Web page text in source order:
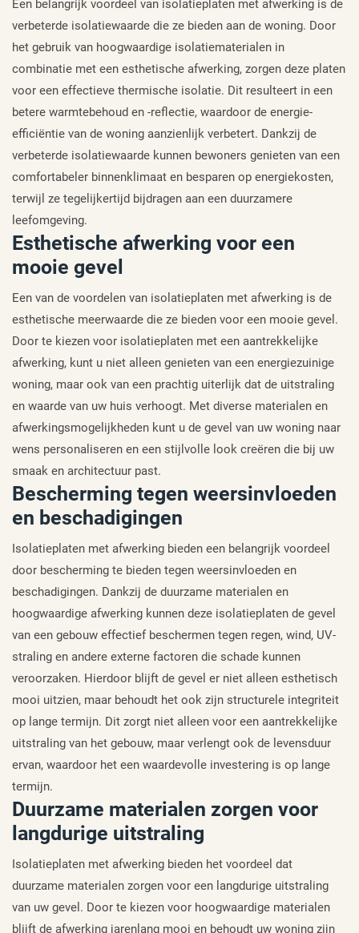
Een belangrijk voordeel van isolatieplaten met afwerking is de
verbeterde isolatiewaarde die ze bieden aan de woning. Door
het gebruik van hoogwaardige isolatiematerialen in
combinatie met een esthetische afwerking, zorgen deze platen
voor een effectieve thermische isolatie. Dit resulteert in een
betere warmtebehoud en -reflectie, waardoor de energie-
efficiëntie van de woning aanzienlijk verbetert. Dankzij de
verbeterde isolatiewaarde kunnen bewoners genieten van een
comfortabeler binnenklimaat en besparen op energiekosten,
terwijl ze tegelijkertijd bijdragen aan een duurzamere
leefomgeving.
Esthetische afwerking voor een
mooie gevel
Een van de voordelen van isolatieplaten met afwerking is de
esthetische meerwaarde die ze bieden voor een mooie gevel.
Door te kiezen voor isolatieplaten met een aantrekkelijke
afwerking, kunt u niet alleen genieten van een energiezuinige
woning, maar ook van een prachtig uiterlijk dat de uitstraling
en waarde van uw huis verhoogt. Met diverse materialen en
afwerkingsmogelijkheden kunt u de gevel van uw woning naar
wens personaliseren en een stijlvolle look creëren die bij uw
smaak en architectuur past.
Bescherming tegen weersinvloeden
en beschadigingen
Isolatieplaten met afwerking bieden een belangrijk voordeel
door bescherming te bieden tegen weersinvloeden en
beschadigingen. Dankzij de duurzame materialen en
hoogwaardige afwerking kunnen deze isolatieplaten de gevel
van een gebouw effectief beschermen tegen regen, wind, UV-
straling en andere externe factoren die schade kunnen
veroorzaken. Hierdoor blijft de gevel er niet alleen esthetisch
mooi uitzien, maar behoudt het ook zijn structurele integriteit
op lange termijn. Dit zorgt niet alleen voor een aantrekkelijke
uitstraling van het gebouw, maar verlengt ook de levensduur
ervan, waardoor het een waardevolle investering is op lange
termijn.
Duurzame materialen zorgen voor
langdurige uitstraling
Isolatieplaten met afwerking bieden het voordeel dat
duurzame materialen zorgen voor een langdurige uitstraling
van uw gevel. Door te kiezen voor hoogwaardige materialen
blijft de afwerking jarenlang mooi en behoudt uw woning zijn